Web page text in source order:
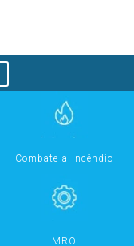
Combate a Incêndio
MRO